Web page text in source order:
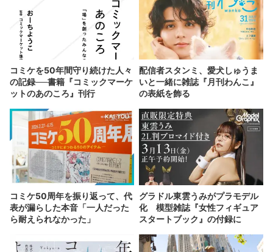
コミケを50年間守り続けた人々
の記録──書籍『コミックマーケ
ットのあのころ』刊行
配信者スタンミ、愛犬しゅうま
いと一緒に雑誌『月刊わんこ』
の表紙を飾る
コミケ50周年を振り返って、代
表が漏らした本音「一人だった
ら耐えられなかった」
グラドル東雲うみがプラモデル
化 模型雑誌『女性フィギュア
スタートブック』の付録に